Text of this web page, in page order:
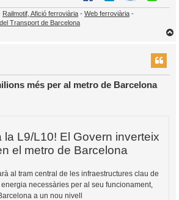
Railmotif, Afició ferroviària - Web ferroviària -
Transport de Barcelona
més per al metro de Barcelona
la L9/L10! El Govern inverteix
el metro de Barcelona
al tram central de les infraestructures clau de
necessàries per al seu funcionament,
a un nou nivell